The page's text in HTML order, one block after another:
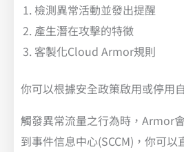
檢測異常活動並發出提醒
產生潛在攻擊的特徵
客製化Cloud Armor規則
你可以根據安全政策啟用或停用
觸發異常流量之行為時，Armor
到事件信息中心(SCCM)，你可